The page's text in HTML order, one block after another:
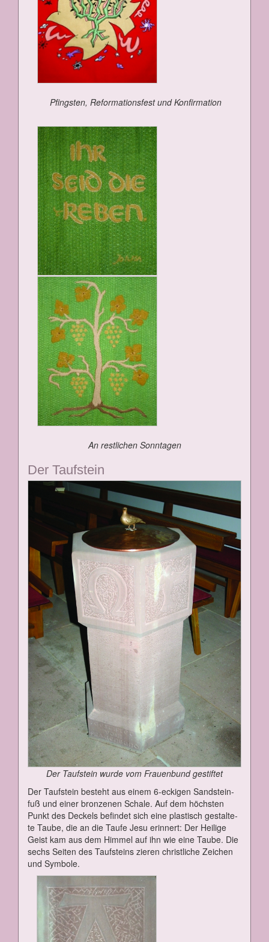
Pfings­ten, Re­for­ma­ti­ons­fest und Kon­fir­ma­ti­on
An rest­li­chen Sonn­ta­gen
Der Tauf­stein
Der Tauf­stein wur­de vom Frau­en­bund ge­stif­tet
Der Tauf­stein be­steht aus ei­nem 6-ecki­gen Sand­stein­
fuß und ei­ner bron­ze­nen Scha­le. Auf dem höchs­ten
Punkt des De­ckels be­fin­det sich ei­ne plas­tisch ge­stal­te­
te Tau­be, die an die Tau­fe Je­su er­in­nert: Der Hei­li­ge
Geist kam aus dem Him­mel auf ihn wie ei­ne Tau­be. Die
sechs Sei­ten des Tauf­steins zie­ren christ­li­che Zei­chen
und Sym­bo­le.